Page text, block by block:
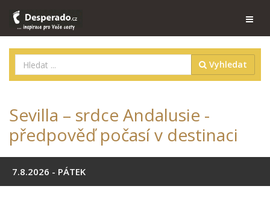
Vyhledat
Sevilla – srdce Andalusie -
předpověď počasí v destinaci
7.8.2026 - PÁTEK